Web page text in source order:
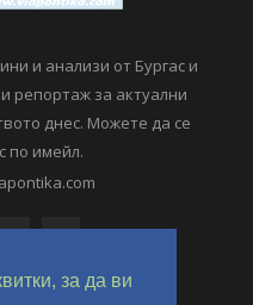
за да ви
и анализи от Бургас и
репортаж за актуални
днес. Можете да се
по имейл.